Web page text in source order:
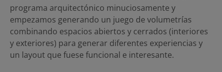
programa arquitectónico minuciosamente y
empezamos generando un juego de volumetrías
combinando espacios abiertos y cerrados (interiores
y exteriores) para generar diferentes experiencias y
un layout que fuese funcional e interesante.